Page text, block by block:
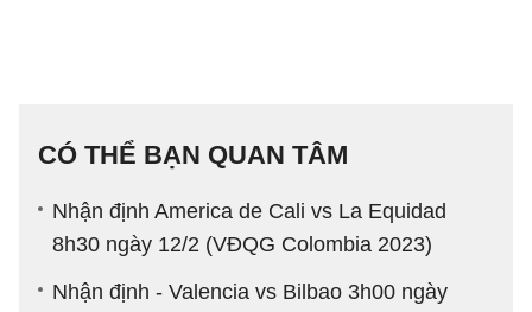
CÓ THỂ BẠN QUAN TÂM
Nhận định America de Cali vs La Equidad
8h30 ngày 12/2 (VĐQG Colombia 2023)
Nhận định - Valencia vs Bilbao 3h00 ngày